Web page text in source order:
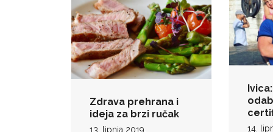
14.
Zdrava prehrana i
ideja za brzi ručak
13. lipnja 2019.